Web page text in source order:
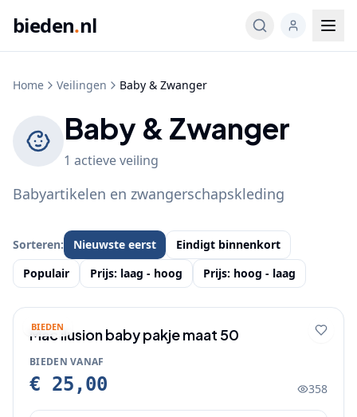
bieden.nl
Home Veilingen Baby & Zwanger
Baby & Zwanger
1 actieveveiling
Babyartikelen en zwangerschapskleding
Sorteren: Nieuwste eerst
Eindigt binnenkort
Populair
Prijs: laag - hoog Prijs: hoog - laag
BIEDEN
Mac ilusion baby pakje maat 50
BIEDEN VANAF
€ 25,00 358